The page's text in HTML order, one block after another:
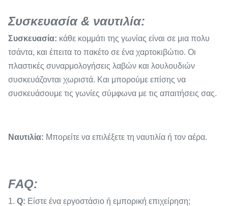
Συσκευασία & ναυτιλία:
Συσκευασία: κάθε κομμάτι της γωνίας είναι σε μια πολυ
τσάντα, και έπειτα το πακέτο σε ένα χαρτοκιβώτιο. Οι
πλαστικές συναρμολογήσεις λαβών και λουλουδιών
συσκευάζονται χωριστά. Και μπορούμε επίσης να
συσκευάσουμε τις γωνίες σύμφωνα με τις απαιτήσεις σας.
Ναυτιλία: Μπορείτε να επιλέξετε τη ναυτιλία ή τον αέρα.
FAQ:
1. Q: Είστε ένα εργοστάσιο ή εμπορική επιχείρηση;